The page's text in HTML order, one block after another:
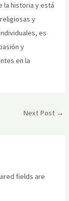
la historia y está
y
es
y
en la
Next Post →
fields are